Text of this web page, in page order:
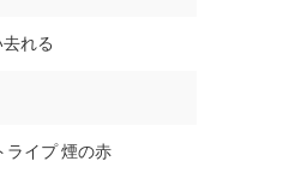
れる
ライプ 煙の赤